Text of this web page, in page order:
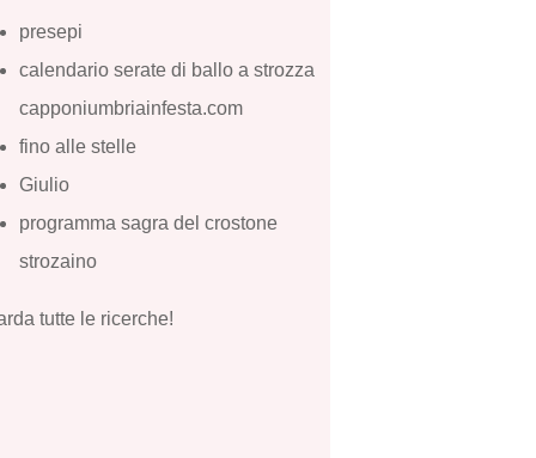
presepi
calendario serate di ballo a strozza
capponiumbriainfesta.com
fino alle stelle
Giulio
programma sagra del crostone
strozaino
tutte le ricerche!